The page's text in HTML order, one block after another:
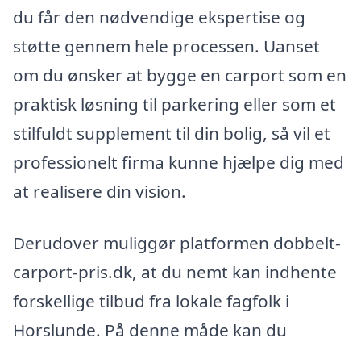
du får den nødvendige ekspertise og
støtte gennem hele processen. Uanset
om du ønsker at bygge en carport som en
praktisk løsning til parkering eller som et
stilfuldt supplement til din bolig, så vil et
professionelt firma kunne hjælpe dig med
at realisere din vision.
Derudover muliggør platformen dobbelt-
carport-pris.dk, at du nemt kan indhente
forskellige tilbud fra lokale fagfolk i
Horslunde. På denne måde kan du